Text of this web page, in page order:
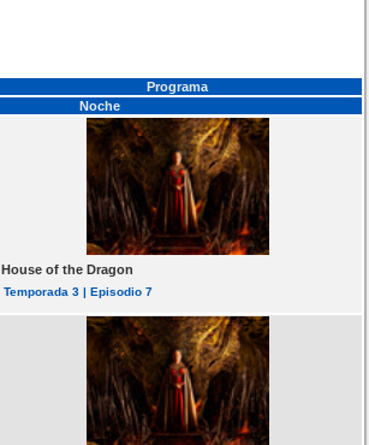
Programa
Noche
House of the Dragon
Temporada 3 | Episodio 7